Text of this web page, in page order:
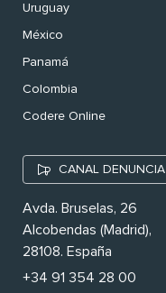
Uruguay
México
Panamá
Colombia
Codere Online
CANAL DENUNCIA
Avda. Bruselas, 26
Alcobendas (Madrid),
28108. España
+34 91 354 28 00